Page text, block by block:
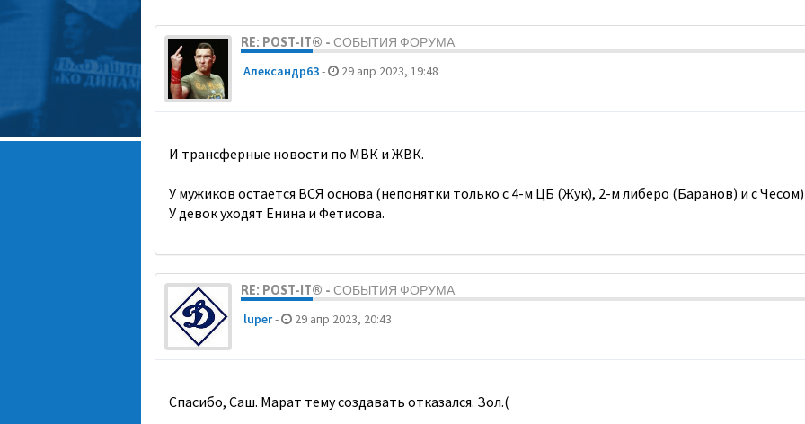
RE: POST-IT® - СОБЫТИЯ ФОРУМА
Александр63- 29 апр 2023, 19:48
И трансферные новости по МВК и ЖВК.
У мужиков остается ВСЯ основа (непонятки только с 4-м ЦБ (Жук), 2-м либеро (Баранов) и с Чесом)
У девок уходят Енина и Фетисова.
RE: POST-IT® - СОБЫТИЯ ФОРУМА
luper- 29 апр 2023, 20:43
Спасибо, Саш. Марат тему создавать отказался. Зол.(